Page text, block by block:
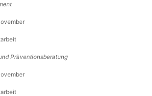
Präventionsberatung